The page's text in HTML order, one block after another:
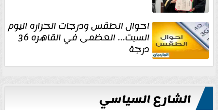
احوال الطقس ودرجات الحراره اليوم
السبت... العظمى في القاهره 36
درجة
الشارع السياسي